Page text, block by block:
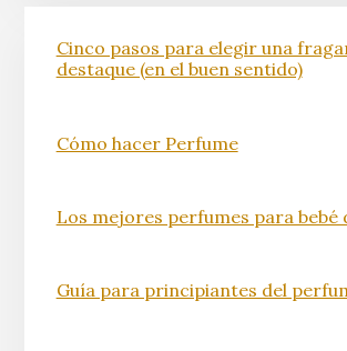
Cinco pasos para elegir una
destaque (en el buen sentido)
Cómo hacer Perfume
Los mejores perfumes para bebé
Guía para principiantes del